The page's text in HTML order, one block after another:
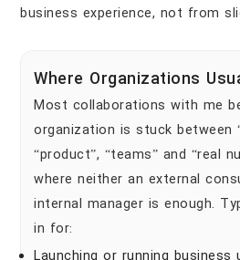
business experience, not from
Where Organizations
Most collaborations with me
organization is stuck between
“product”, “teams” and “real
where neither an external
internal manager is enough.
in for: